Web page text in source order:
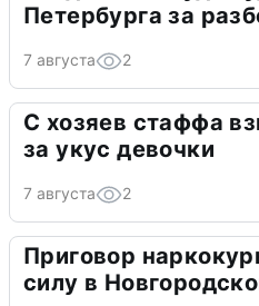
Петербурга за
7 августа 2
С хозяев стаффа
за укус девочки
7 августа 2
Приговор
силу в